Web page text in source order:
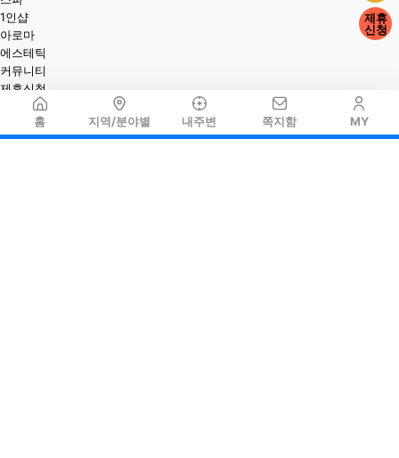
홈 지역/분야별 내주변 쪽지함 MY
1인샵
아로마
에스테틱
커뮤니티
제휴신청
제휴
신청